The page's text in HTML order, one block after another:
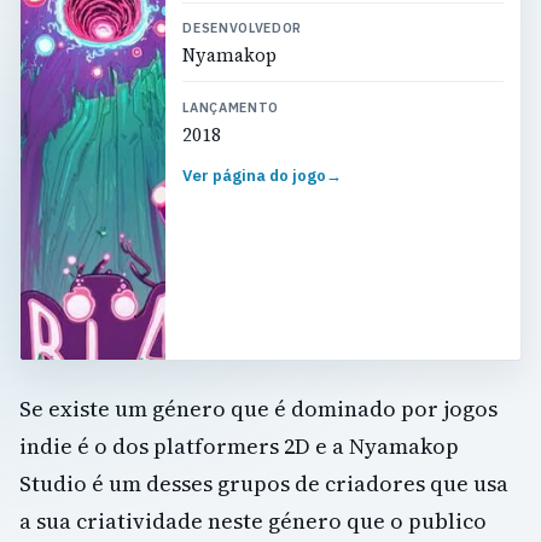
DESENVOLVEDOR
Nyamakop
LANÇAMENTO
2018
Ver página do jogo→
Se existe um género que é dominado por jogos
indie é o dos platformers 2D e a Nyamakop
Studio é um desses grupos de criadores que usa
a sua criatividade neste género que o publico